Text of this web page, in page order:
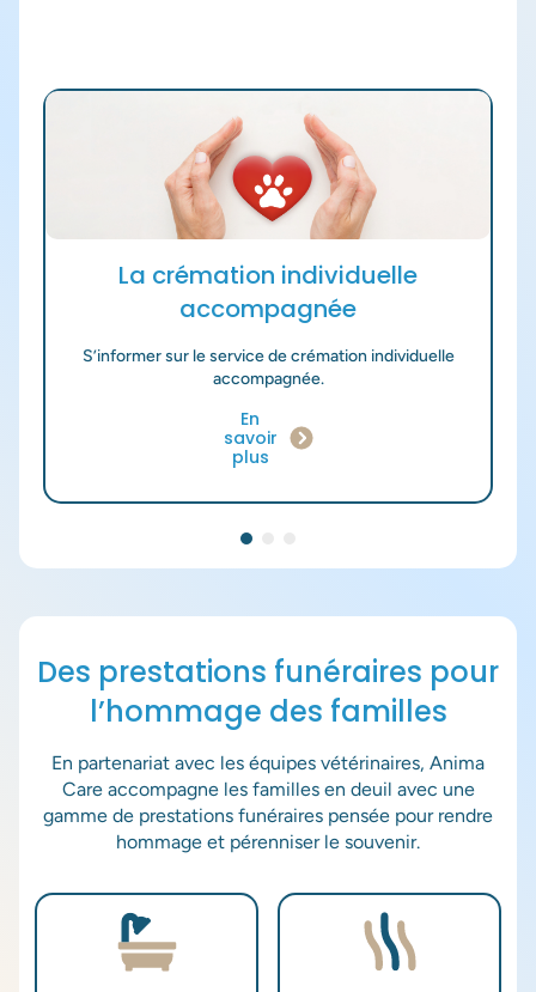
La crémation individuelle
accompagnée
S’informer sur le service de crémation individuelle
accompagnée.
En
savoir
plus
Des prestations funéraires pour
l’hommage des familles
En partenariat avec les équipes vétérinaires, Anima
Care accompagne les familles en deuil avec une
gamme de prestations funéraires pensée pour rendre
hommage et pérenniser le souvenir.
Les champs suivis d'un * sont obligatoires
Envoyer